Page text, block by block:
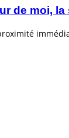
de moi,